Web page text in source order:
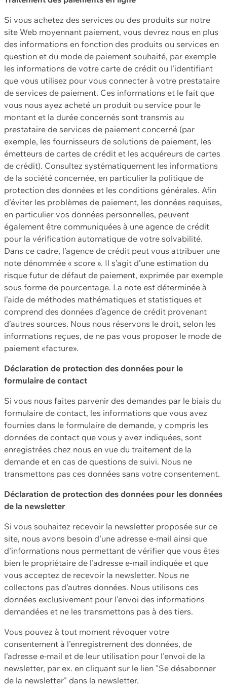
Si vous achetez des services ou des produits sur notre
site Web moyennant paiement, vous devrez nous en plus
des informations en fonction des produits ou services en
question et du mode de paiement souhaité, par exemple
les informations de votre carte de crédit ou l’identifiant
que vous utilisez pour vous connecter à votre prestataire
de services de paiement. Ces informations et le fait que
vous nous ayez acheté un produit ou service pour le
montant et la durée concernés sont transmis au
prestataire de services de paiement concerné (par
exemple, les fournisseurs de solutions de paiement, les
émetteurs de cartes de crédit et les acquéreurs de cartes
de crédit). Consultez systématiquement les informations
de la société concernée, en particulier la politique de
protection des données et les conditions générales. Afin
d’éviter les problèmes de paiement, les données requises,
en particulier vos données personnelles, peuvent
également être communiquées à une agence de crédit
pour la vérification automatique de votre solvabilité.
Dans ce cadre, l’agence de crédit peut vous attribuer une
note dénommée « score ». Il s’agit d’une estimation du
risque futur de défaut de paiement, exprimée par exemple
sous forme de pourcentage. La note est déterminée à
l’aide de méthodes mathématiques et statistiques et
comprend des données d’agence de crédit provenant
d’autres sources. Nous nous réservons le droit, selon les
informations reçues, de ne pas vous proposer le mode de
paiement «facture».
Déclaration de protection des données pour le
formulaire de contact
Si vous nous faites parvenir des demandes par le biais du
formulaire de contact, les informations que vous avez
fournies dans le formulaire de demande, y compris les
données de contact que vous y avez indiquées, sont
enregistrées chez nous en vue du traitement de la
demande et en cas de questions de suivi. Nous ne
transmettons pas ces données sans votre consentement.
Déclaration de protection des données pour les données
de la newsletter
Si vous souhaitez recevoir la newsletter proposée sur ce
site, nous avons besoin d'une adresse e-mail ainsi que
d'informations nous permettant de vérifier que vous êtes
bien le propriétaire de l'adresse e-mail indiquée et que
vous acceptez de recevoir la newsletter. Nous ne
collectons pas d'autres données. Nous utilisons ces
données exclusivement pour l'envoi des informations
demandées et ne les transmettons pas à des tiers.
Vous pouvez à tout moment révoquer votre
consentement à l'enregistrement des données, de
l'adresse e-mail et de leur utilisation pour l'envoi de la
newsletter, par ex. en cliquant sur le lien "Se désabonner
de la newsletter" dans la newsletter.